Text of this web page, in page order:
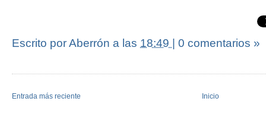
Escrito por Aberrón a las 18:49 | 0 comentarios »
Entrada más reciente Inicio